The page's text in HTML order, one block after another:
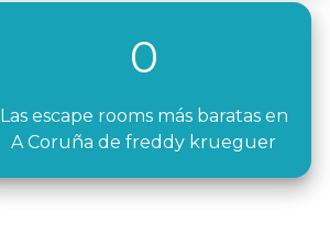
0
Las escape rooms más baratas en
A Coruña de freddy krueguer